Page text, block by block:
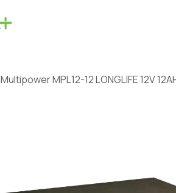
Multipower MPL12-12 LONGLIFE 12V